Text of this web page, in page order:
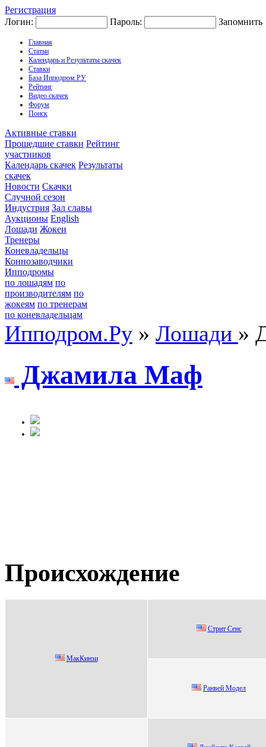
Регистрация
Логин:
Пароль: Запомнить
Главная
Статьи
Календарь и Результаты скачек
Ставки
База Ипподром.РУ
Рейтинг
Видео скачек
Форум
Поиск
Активные ставки
Прошедшие ставки Рейтинг
участников
Календарь скачек Результаты
скачек
Новости Скачки
Случной сезон
Индустрия Зал славы
Аукционы English
Лошади Жокеи
Тренеры
Коневладельцы
Коннозаводчики
Ипподромы
по лошадям по
производителям по
жокеям по тренерам
по коневладельцам
Ипподром.Ру » Лошади »
Джамила Mаф
Происхождение
МакКинзи
Cтрит Ceнc
Paнвeй Moдeл